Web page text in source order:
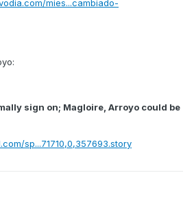
mies...cambiado-
sign on; Magloire, Arroyo could be
sp...71710,0,357693.story